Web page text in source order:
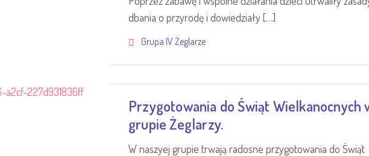
dbania o przyrodę i dowiedziały […]
Grupa IV Żeglarze
Przygotowania do Świąt Wielkanocnych
grupie Żeglarzy.
W naszyej grupie trwają radosne przygotowania do Świąt